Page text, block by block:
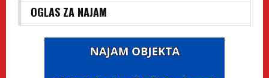
OGLAS ZA NAJAM